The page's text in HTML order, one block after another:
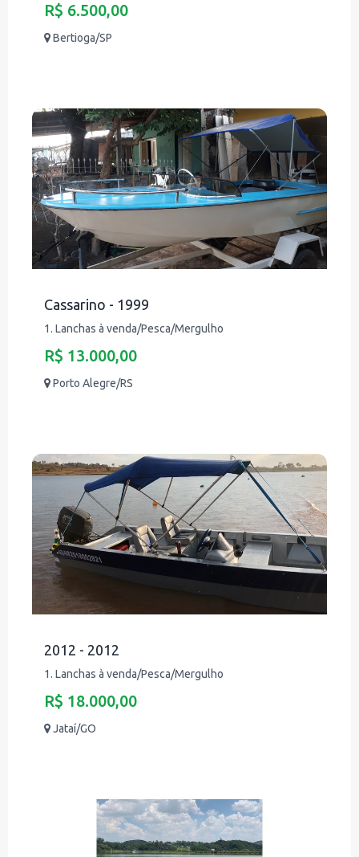
R$ 6.500,00
Bertioga/SP
Cassarino - 1999
1. Lanchas à venda/Pesca/Mergulho
R$ 13.000,00
Porto Alegre/RS
2012 - 2012
1. Lanchas à venda/Pesca/Mergulho
R$ 18.000,00
Jataí/GO